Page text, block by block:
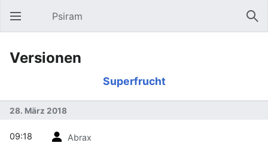
Hauptmenü öffnen Psiram
Versionen
Superfrucht
28. März 2018
Abrax
09:18